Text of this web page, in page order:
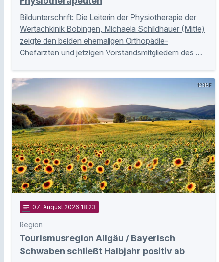
Bildunterschrift: Die Leiterin der Physiotherapie der
Wertachkinik Bobingen, Michaela Schildhauer (Mitte)
zeigte den beiden ehemaligen Orthopädie-
Chefärzten und jetzigen Vorstandsmitgliedern des …
123RF
notes 07. August 2026 18:23
Region
Tourismusregion Allgäu / Bayerisch
Schwaben schließt Halbjahr positiv ab